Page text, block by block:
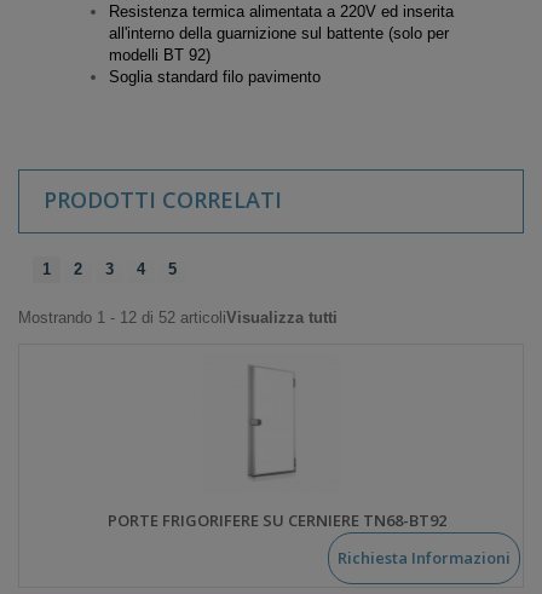
Resistenza termica alimentata a 220V ed inserita
all'interno della guarnizione sul battente (solo per
modelli BT 92)
Soglia standard filo pavimento
PRODOTTI CORRELATI
1 2 3 4 5
Mostrando 1 - 12 di 52 articoliVisualizza tutti
PORTE FRIGORIFERE SU CERNIERE TN68-BT92
Richiesta Informazioni